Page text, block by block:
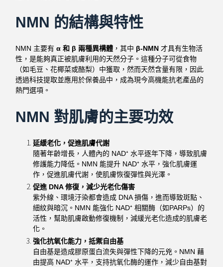
NMN 的結構與特性
NMN 主要有α 和 β 兩種異構體 ，其中 β-NMN 才具有生物活
性，是能夠真正被肌膚利用的天然分子。這種分子可從食物
（如毛豆、花椰菜或酪梨）中獲取，然而天然含量有限，因此
透過科技提取並應用於保養品中，成為現今高機能抗老產品的
熱門選項。
NMN 對肌膚的主要功效
延緩老化，促進肌膚代謝
隨著年齡增長，人體內的 NAD⁺ 水平逐年下降，導致肌膚
修護能力降低。NMN 能提升 NAD⁺ 水平，強化肌膚運
作，促進肌膚代謝，使肌膚恢復彈性與光澤。
促進 DNA 修復，減少光老化傷害
紫外線、環境汙染都會造成 DNA 損傷，進而導致斑點、
細紋與暗沉。NMN 能強化 NAD⁺ 相關酶（如PARPs）的
活性，幫助肌膚啟動修復機制，減緩光老化造成的肌膚老
化。
強化抗氧化能力，抵禦自由基
自由基是造成膠原蛋白流失與彈性下降的元兇。NMN 藉
由提高 NAD⁺ 水平，支持抗氧化酶的運作，減少自由基對